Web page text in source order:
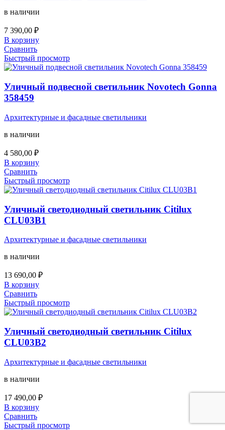
в наличии
7 390,00 ₽
В корзину
Сравнить
Быстрый просмотр
Уличный подвесной светильник Novotech Gonna
358459
Архитектурные и фасадные светильники
в наличии
4 580,00 ₽
В корзину
Сравнить
Быстрый просмотр
Уличный светодиодный светильник Citilux
CLU03B1
Архитектурные и фасадные светильники
в наличии
13 690,00 ₽
В корзину
Сравнить
Быстрый просмотр
Уличный светодиодный светильник Citilux
CLU03B2
Архитектурные и фасадные светильники
в наличии
17 490,00 ₽
В корзину
Сравнить
Быстрый просмотр